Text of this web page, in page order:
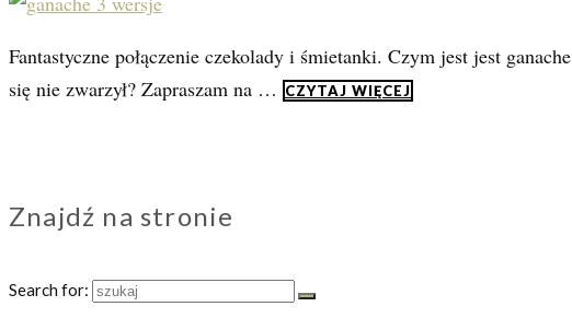
Fantastyczne połączenie czekolady i śmietanki. Czym jest jest
się nie zwarzył? Zapraszam na …
CZYTAJ WIĘCEJ
Znajdź na stronie
Search for: